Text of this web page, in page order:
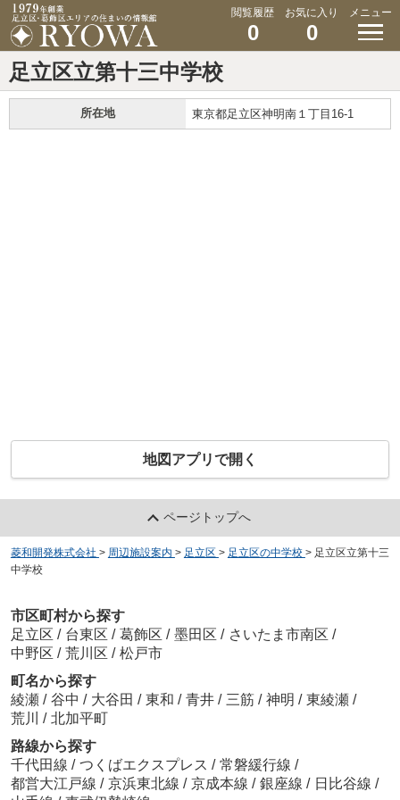
閲覧履歴
0
お気に入り
0
メニュー
足立区立第十三中学校
所在地 東京都足立区神明南１丁目16-1
地図アプリで開く
ページトップへ
菱和開発株式会社 > 周辺施設案内 > 足立区 > 足立区の中学校 > 足立区立第十三
中学校
市区町村から探す
足立区 / 台東区 / 葛飾区 / 墨田区 / さいたま市南区 /
中野区 / 荒川区 / 松戸市
町名から探す
綾瀬 / 谷中 / 大谷田 / 東和 / 青井 / 三筋 / 神明 / 東綾瀬 /
荒川 / 北加平町
路線から探す
千代田線 / つくばエクスプレス / 常磐緩行線 /
都営大江戸線 / 京浜東北線 / 京成本線 / 銀座線 / 日比谷線 /